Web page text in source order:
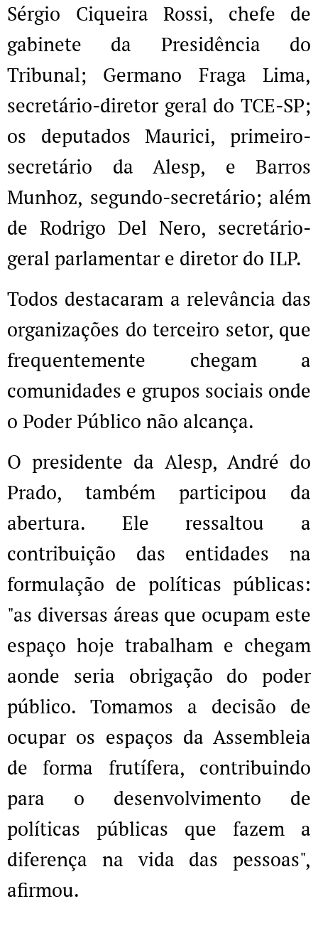
Sérgio Ciqueira Rossi, chefe de
gabinete da Presidência do
Tribunal; Germano Fraga Lima,
secretário-diretor geral do TCE-SP;
os deputados Maurici, primeiro-
secretário da Alesp, e Barros
Munhoz, segundo-secretário; além
de Rodrigo Del Nero, secretário-
geral parlamentar e diretor do ILP.
Todos destacaram a relevância das
organizações do terceiro setor, que
frequentemente chegam a
comunidades e grupos sociais onde
o Poder Público não alcança.
O presidente da Alesp, André do
Prado, também participou da
abertura. Ele ressaltou a
contribuição das entidades na
formulação de políticas públicas:
"as diversas áreas que ocupam este
espaço hoje trabalham e chegam
aonde seria obrigação do poder
público. Tomamos a decisão de
ocupar os espaços da Assembleia
de forma frutífera, contribuindo
para o desenvolvimento de
políticas públicas que fazem a
diferença na vida das pessoas",
afirmou.